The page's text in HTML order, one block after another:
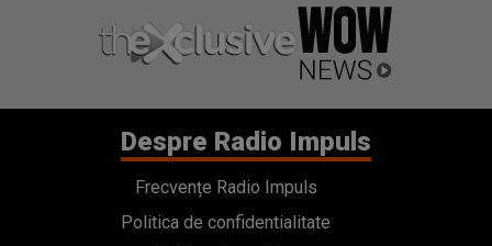
Despre Radio Impuls
Frecvențe Radio Impuls
Politica de confidentialitate